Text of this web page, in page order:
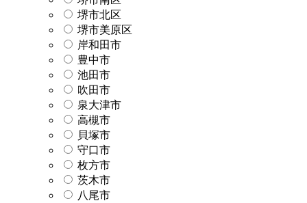
堺市北区
堺市美原区
岸和田市
豊中市
池田市
吹田市
泉大津市
高槻市
貝塚市
守口市
枚方市
茨木市
八尾市